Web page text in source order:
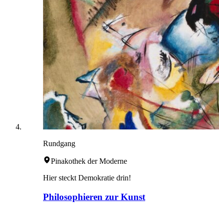
Rundgang
Pinakothek der Moderne
Hier steckt Demokratie drin!
Philosophieren zur Kunst